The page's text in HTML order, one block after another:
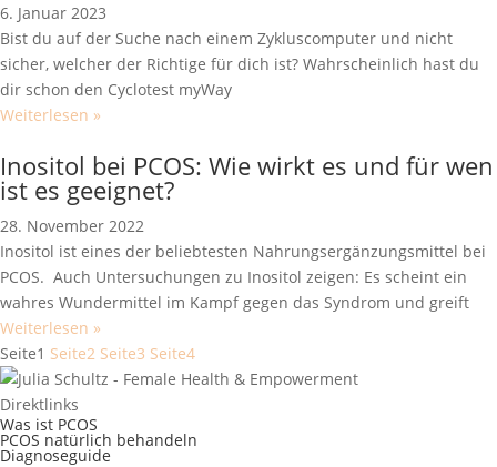
6. Januar 2023
Bist du auf der Suche nach einem Zykluscomputer und nicht
sicher, welcher der Richtige für dich ist? Wahrscheinlich hast du
dir schon den Cyclotest myWay
Weiterlesen »
Inositol bei PCOS: Wie wirkt es und für wen
ist es geeignet?
28. November 2022
Inositol ist eines der beliebtesten Nahrungsergänzungsmittel bei
PCOS. Auch Untersuchungen zu Inositol zeigen: Es scheint ein
wahres Wundermittel im Kampf gegen das Syndrom und greift
Weiterlesen »
Seite1 Seite2 Seite3 Seite4
Direktlinks
Was ist PCOS
PCOS natürlich behandeln
Diagnoseguide